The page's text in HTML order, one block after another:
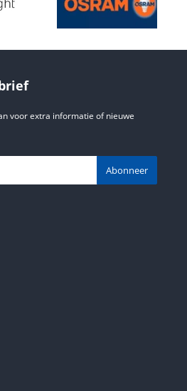
voor extra informatie of nieuwe
Abonneer